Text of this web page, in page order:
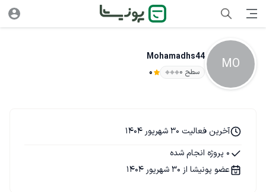
MO
Mohamadhs44
سطح ۰ 0
آخرین فعالیت 30 شهریور 1404
0 پروژه انجام شده
عضو پونیشا از 30 شهریور 1404